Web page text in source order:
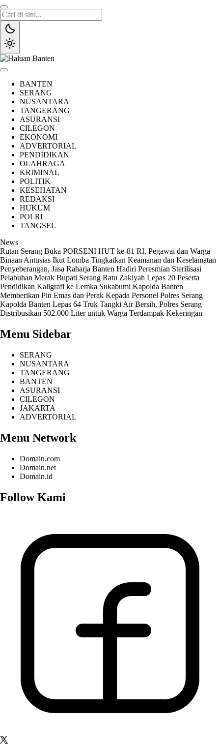
Lewati
ke
konten
BANTEN
SERANG
NUSANTARA
TANGERANG
ASURANSI
CILEGON
EKONOMI
ADVERTORIAL
PENDIDIKAN
OLAHRAGA
KRIMINAL
POLITIK
KESEHATAN
REDAKSI
HUKUM
POLRI
TANGSEL
News
Rutan Serang Buka PORSENI HUT ke-81 RI, Pegawai dan Warga
Binaan Antusias Ikut Lomba Tingkatkan Keamanan dan Keselamatan
Penyeberangan, Jasa Raharja Banten Hadiri Peresmian Sterilisasi
Pelabuhan Merak Bupati Serang Ratu Zakiyah Lepas 20 Peserta
Pendidikan Kaligrafi ke Lemka Sukabumi Kapolda Banten
Memberikan Pin Emas dan Perak Kepada Personel Polres Serang
Kapolda Banten Lepas 64 Truk Tangki Air Bersih, Polres Serang
Distribusikan 502.000 Liter untuk Warga Terdampak Kekeringan
Menu Sidebar
SERANG
NUSANTARA
TANGERANG
BANTEN
ASURANSI
CILEGON
JAKARTA
ADVERTORIAL
Menu Network
Domain.com
Domain.net
Domain.id
Follow Kami